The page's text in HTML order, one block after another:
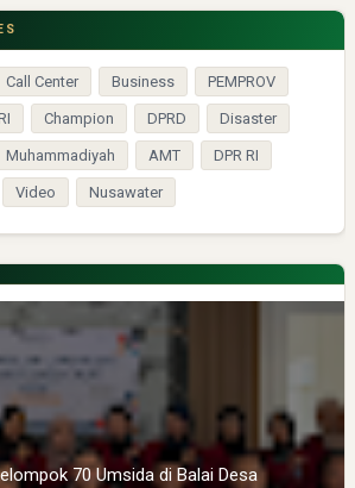
Call Center Business PEMPROV
Champion DPRD Disaster
Muhammadiyah AMT DPR RI
Video Nusawater
70 Umsida di Balai Desa